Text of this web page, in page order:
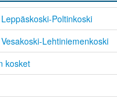
Poltinkoski
Lehtiniemenkoski
kosket